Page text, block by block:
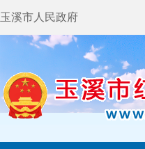
玉溪市人民政府